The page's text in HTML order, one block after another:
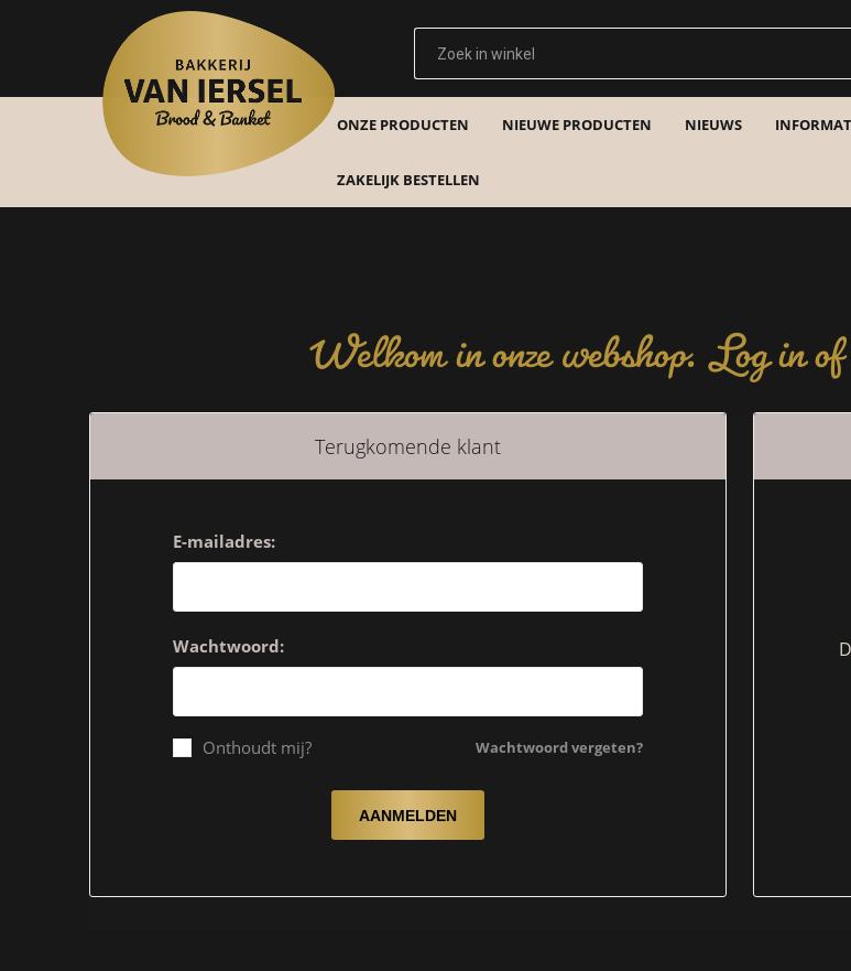
ONZE PRODUCTEN NIEUWE PRODUCTEN NIEUWS
ZAKELIJK BESTELLEN
Welkom in onze webshop. Log in
Terugkomende klant
E-mailadres:
Wachtwoord:
Wachtwoord vergeten?
Onthoudt mij?